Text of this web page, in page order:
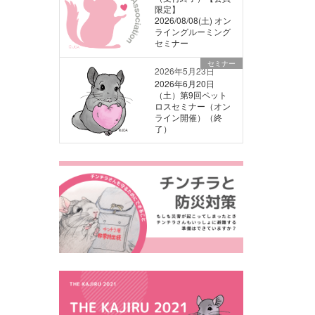
限定】
2026/08/08(土) オン
ライングルーミング
セミナー
2026年5月23日
セミナー
2026年6月20日
（土）第9回ペット
ロスセミナー（オン
ライン開催）（終
了）